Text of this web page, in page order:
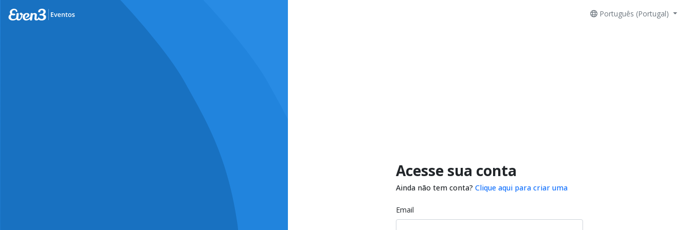
Português (Portugal)
Acesse sua conta
Ainda não tem conta? Clique aqui para criar uma
Email